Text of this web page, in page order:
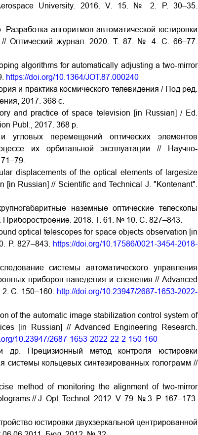
University. 2016. V. 15. № 2. P. 30–35.
алгоритмов автоматической юстировки
// Оптический журнал. 2020. Т. 87. № 4. С. 66–77.
algorithms for automatically adjusting a two-mirror
https://doi.org/10.1364/JOT.87.000240
и практика космического телевидения / Под ред.
2017. 368 с.
and practice of space television [in Russian] / Ed.
Publ., 2017. 368 p.
перемещений оптических элементов
их орбитальной эксплуатации // Научно-
displacements of the optical elements of largesize
Russian] // Scientific and Technical J. "Kontenant".
наземные оптические телескопы
Приборостроение. 2018. Т. 61. № 10. С. 827–843.
optical telescopes for space objects observation [in
P. 827–843.
https://doi.org/10.17586/0021-3454-2018-
системы автоматического управления
приборов наведения и слежения // Advanced
С. 150–160.
http://doi.org/10.23947/2687-1653-2022-
of the automatic image stabilization control system of
[in Russian] // Advanced Engineering Research.
10.23947/2687-1653-2022-22-2-150-160
Прецизионный метод контроля юстировки
системы кольцевых синтезированных голограмм //
method of monitoring the alignment of two-mirror
// J. Opt. Technol. 2012. V. 79. № 3. P. 167–173.
юстировки двухзеркальной центрированной